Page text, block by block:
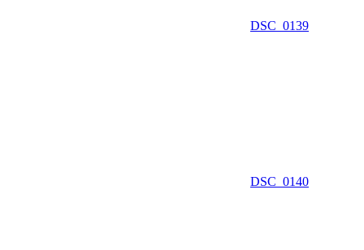
DSC_0139
DSC_0140